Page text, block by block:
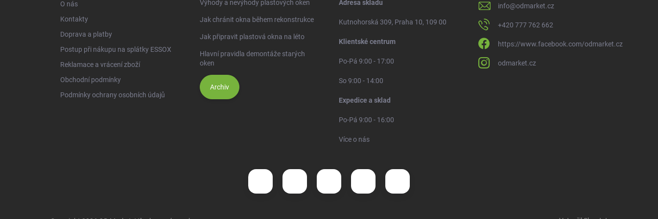
O nás
Kontakty
Doprava a platby
Postup při nákupu na splátky ESSOX
Reklamace a vrácení zboží
Obchodní podmínky
Podmínky ochrany osobních údajů
Výhody a nevýhody plastových oken
Jak chránit okna během rekonstrukce
Jak připravit plastová okna na léto
Hlavní pravidla demontáže starých
oken
Archiv
Adresa skladu
Kutnohorská 309, Praha 10, 109 00
Klientské centrum
Po-Pá 9:00 - 17:00
So 9:00 - 14:00
Expedice a sklad
Po-Pá 9:00 - 16:00
Více o nás
info@odmarket.cz
+420 777 762 662
https://www.facebook.com/odmarket.cz
odmarket.cz